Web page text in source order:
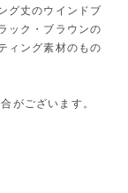
グ丈のウインドブ
ック・ブラウンの
ィング素材のもの
がございます。